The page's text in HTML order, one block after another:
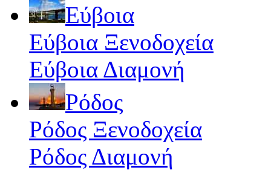
Εύβοια
Εύβοια Ξενοδοχεία
Εύβοια Διαμονή
Ρόδος
Ρόδος Ξενοδοχεία
Ρόδος Διαμονή